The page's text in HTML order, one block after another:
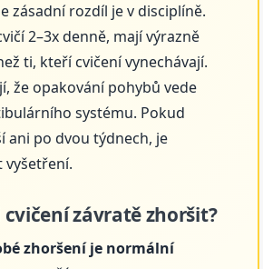
zásadní rozdíl je v disciplíně.
2–3x denně, mají výrazně
ti, kteří cvičení vynechávají.
že opakování pohybů vede
systému. Pokud
ani po dvou týdnech, je
vyšetření.
cvičení závratě zhoršit?
zhoršení je normální